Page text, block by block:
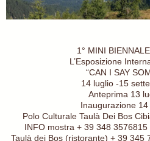
1° MINI
L’Esposizione
“CAN I SAY
14 luglio -15
Anteprima 13
Inaugurazione
Polo Culturale Taulà Dei Bos
INFO mostra + 39 348
Taulà dei Bos (ristorante) + 39 345